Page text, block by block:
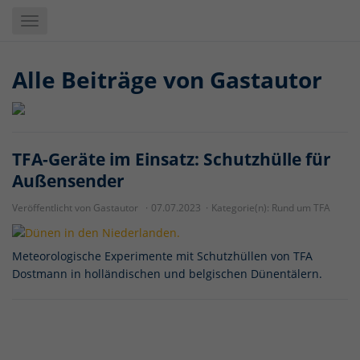
Toggle
Alle Beiträge von Gastautor
TFA-Geräte im Einsatz: Schutzhülle für
Außensender
Veröffentlicht von Gastautor 07.07.2023 Kategorie(n): Rund um TFA
Meteorologische Experimente mit Schutzhüllen von TFA
Dostmann in holländischen und belgischen Dünentälern.